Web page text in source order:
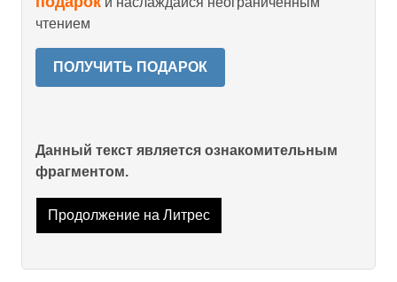
чтением
ПОЛУЧИТЬ ПОДАРОК
Данный текст является ознакомительным
фрагментом.
Продолжение на Литрес